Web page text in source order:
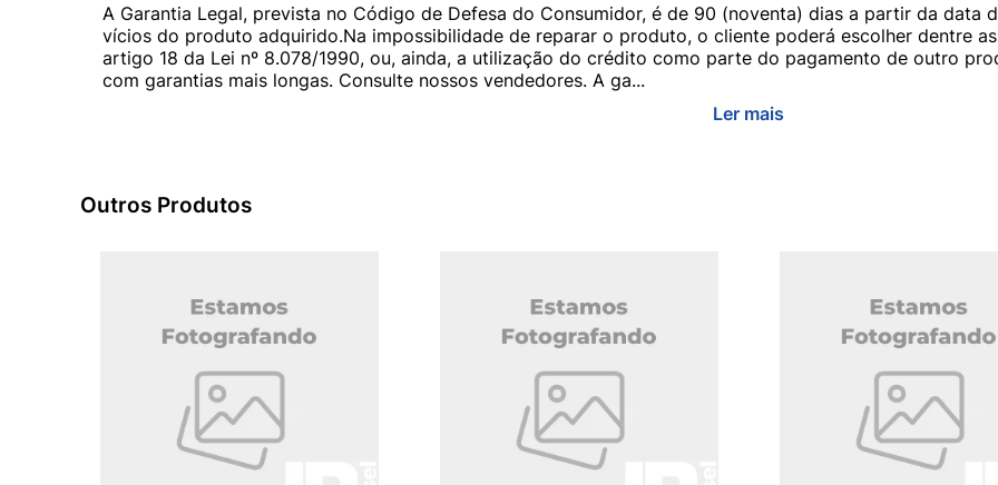
A Garantia Legal, prevista no Código de Defesa do Consumidor, é de 90 (noventa) dias a partir da
vícios do produto adquirido.Na impossibilidade de reparar o produto, o cliente poderá escolher dentre
artigo 18 da Lei nº 8.078/1990, ou, ainda, a utilização do crédito como parte do pagamento de outro
com garantias mais longas. Consulte nossos vendedores. A ga...
Ler mais
Outros Produtos